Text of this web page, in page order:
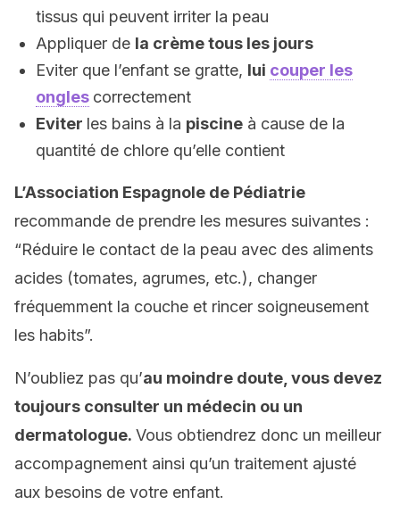
tissus qui peuvent irriter la peau
Appliquer de la crème tous les jours
Eviter que l’enfant se gratte, lui couper les
ongles correctement
Eviter les bains à la piscine à cause de la
quantité de chlore qu’elle contient
L’Association Espagnole de Pédiatrie
recommande de prendre les mesures suivantes :
“Réduire le contact de la peau avec des aliments
acides (tomates, agrumes, etc.), changer
fréquemment la couche et rincer soigneusement
les habits”.
N’oubliez pas qu’au moindre doute, vous devez
toujours consulter un médecin ou un
dermatologue. Vous obtiendrez donc un meilleur
accompagnement ainsi qu’un traitement ajusté
aux besoins de votre enfant.